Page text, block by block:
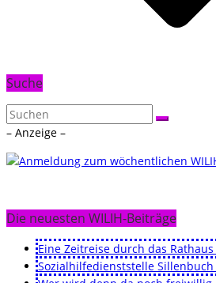
Suche
– Anzeige –
Die neuesten WILIH-Beiträge
Eine Zeitreise durch das
Sozialhilfedienststelle